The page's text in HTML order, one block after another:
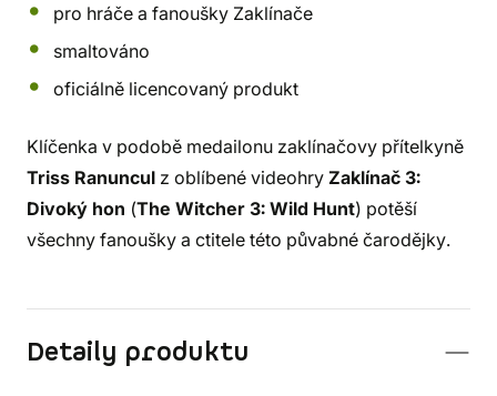
pro hráče a fanoušky Zaklínače
smaltováno
oficiálně licencovaný produkt
Klíčenka v podobě medailonu zaklínačovy přítelkyně
Triss Ranuncul z oblíbené videohry Zaklínač 3:
Divoký hon (The Witcher 3: Wild Hunt) potěší
všechny fanoušky a ctitele této půvabné čarodějky.
Detaily produktu